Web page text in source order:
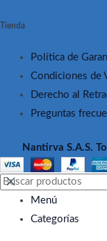
Tienda
Política de
Condiciones de
Derecho al
Preguntas
Nantirva S.A.S.
Menú
Categorías